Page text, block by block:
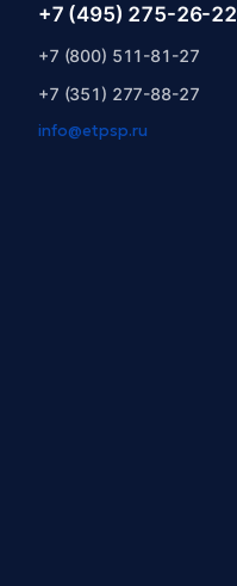
+7 (495) 275-26-22
+7 (800) 511-81-27
+7 (351) 277-88-27
info@etpsp.ru